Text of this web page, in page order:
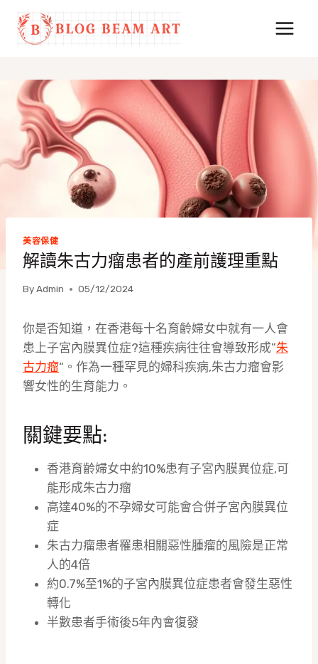
Skip
content
美容保健
解讀朱古力瘤患者的產前護理重點
ByAdmin 05/12/2024
你是否知道，在香港每十名育齡婦女中就有一人會
患上子宮內膜異位症?這種疾病往往會導致形成”朱
古力瘤“。作為一種罕見的婦科疾病,朱古力瘤會影
響女性的生育能力。
關鍵要點:
香港育齡婦女中約10%患有子宮內膜異位症,可
能形成朱古力瘤
高達40%的不孕婦女可能會合併子宮內膜異位
症
朱古力瘤患者罹患相關惡性腫瘤的風險是正常
人的4倍
約0.7%至1%的子宮內膜異位症患者會發生惡性
轉化
半數患者手術後5年內會復發